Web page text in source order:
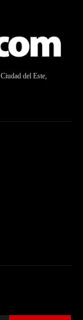
del Este,